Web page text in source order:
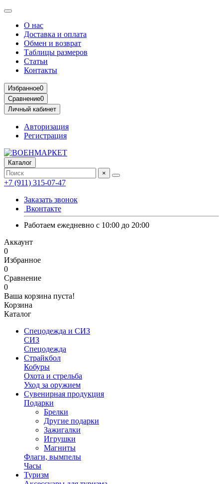
О нас
Доставка и оплата
Обмен и возврат
Таблицы размеров
Статьи
Контакты
Избранное0
Сравнение0
Личный кабинет
Авторизация
Регистрация
Каталог
×
+7 (911) 315-07-47
Заказать звонок
Вконтакте
Работаем ежедневно с 10:00 до 20:00
Аккаунт
0
Избранное
0
Сравнение
0
Ваша корзина пуста!
Корзина
Каталог
Спецодежда и СИЗ
СИЗ
Спецодежда
Страйкбол
Кобуры
Охота и стрельба
Уход за оружием
Сувенирная продукция
Подарки
Брелки
Другие подарки
Зажигалки
Игрушки
Магниты
Флаги, вымпелы
Часы
Туризм